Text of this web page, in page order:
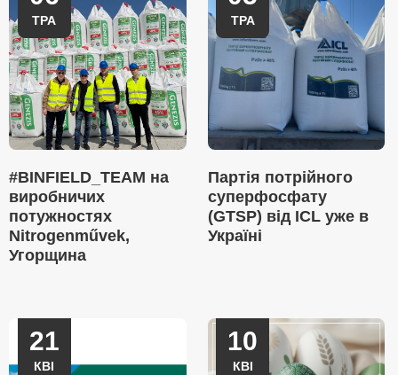
ТРА
#BINFIELD_TEAM на
виробничих
потужностях
Nitrogenművek,
Угорщина
ТРА
Партія потрійного
суперфосфату
(GTSP) від ICL уже в
Україні
21
КВІ
10
КВІ